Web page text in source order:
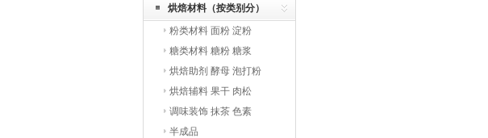
烘焙材料（按类别分）
粉类材料 面粉 淀粉
糖类材料 糖粉 糖浆
烘焙助剂 酵母 泡打粉
烘焙辅料 果干 肉松
调味装饰 抹茶 色素
半成品